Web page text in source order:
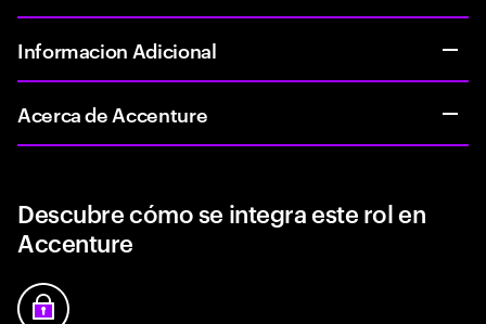
Informacion Adicional
Acerca de Accenture
Descubre cómo se integra este rol en
Accenture